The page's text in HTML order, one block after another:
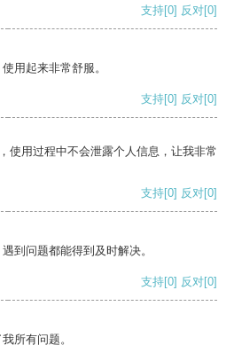
支持[0] 反对[0]
用起来非常舒服。
支持[0] 反对[0]
使用过程中不会泄露个人信息，让我非常
支持[0] 反对[0]
到问题都能得到及时解决。
支持[0] 反对[0]
所有问题。